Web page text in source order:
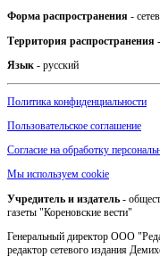
Форма распространения -
Территория распространения
Язык - русский
Политика конфиденциальности
Пользовательское соглашение
Согласие на обработку
Мы используем cookie
Учредитель и издатель -
газеты "Кореновские вести"
Генеральный директор ООО
редактор сетевого издания